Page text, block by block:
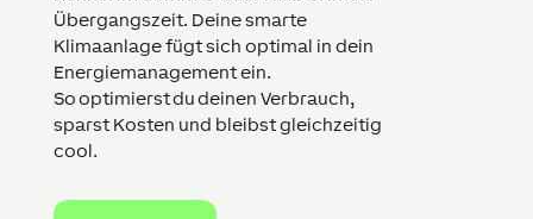
Übergangszeit. Deine smarte
Klimaanlage fügt sich optimal in dein
Energiemanagement ein.
So optimierst du deinen Verbrauch,
sparst Kosten und bleibst gleichzeitig
cool.